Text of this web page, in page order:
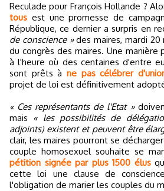
Reculade pour François Hollande ?
tous est une promesse de
République, ce dernier a surpris en
de conscience »des maires, mardi 20
du congrès des maires. Une manière
à l'heure où des centaines d'entre
sont prêts à ne pas célébrer
projet de loi est définitivement
« Ces représentants de l'Etat »
mais « les possibilités de
adjoints) existent et peuvent être
clair, les maires pourront se
couple homosexuel souhaite se
pétition signée par plus 1500 élus
cette loi une clause de
l'obligation de marier les couples du